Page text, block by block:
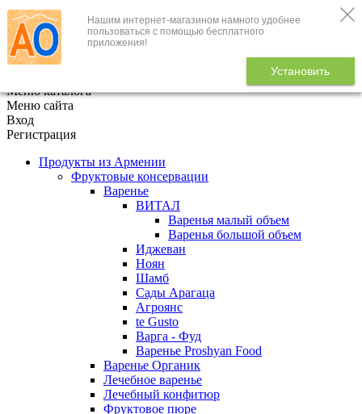
Нашим интернет-магазином намного удобнее
пользоваться с помощью бесплатного
приложения!
Установить
+7 (495) 646-888-1
В корзине
Меню каталога
Меню сайта
Вход
Регистрация
Продукты из Армении
Фруктовые консервации
Варенье
ВИТАЛ
Варенья малый объем
Варенья большой объем
Иджеван
Ноян
Шамб
Сады Арагаца
Агроянс
te Gusto
Варга - Фуд
Варенье Proshyan Food
Варенье Органик
Лечебное варенье
Лечебный конфитюр
Фруктовое пюре